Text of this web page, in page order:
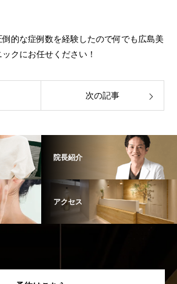
的な症例数を経験したので何でも広島美
クにお任せください！
次の記事
院長紹介
アクセス